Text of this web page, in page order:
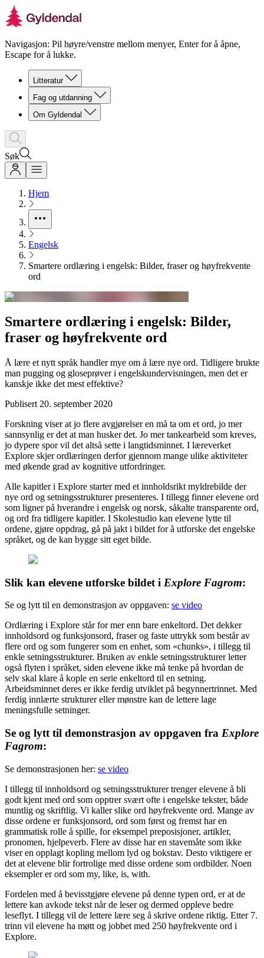
Navigasjon: Pil høyre/venstre mellom menyer, Enter for å åpne,
Escape for å lukke.
Litteratur
Fag og utdanning
Om Gyldendal
Søk
Hjem
Engelsk
Smartere ordlæring i engelsk: Bilder, fraser og høyfrekvente
ord
Smartere ordlæring i engelsk: Bilder,
fraser og høyfrekvente ord
Å lære et nytt språk handler mye om å lære nye ord. Tidligere brukte
man pugging og gloseprøver i engelskundervisningen, men det er
kanskje ikke det mest effektive?
Publisert 20. september 2020
Forskning viser at jo flere avgjørelser en må ta om et ord, jo mer
sannsynlig er det at man husker det. Jo mer tankearbeid som kreves,
jo dypere spor vil det altså sette i langtidsminnet. I læreverket
Explore skjer ordlæringen derfor gjennom mange ulike aktiviteter
med økende grad av kognitive utfordringer.
Alle kapitler i Explore starter med et innholdsrikt myldrebilde der
nye ord og setningsstrukturer presenteres. I tillegg finner elevene ord
som ligner på hverandre i engelsk og norsk, såkalte transparente ord,
og ord fra tidligere kapitler. I Skolestudio kan elevene lytte til
ordene, gjøre oppdrag, gå på jakt i bildet for å utforske det engelske
språket, og de kan bygge sitt eget bilde.
Slik kan elevene utforske bildet i Explore Fagrom:
Se og lytt til en demonstrasjon av oppgaven: se video
Ordlæring i Explore står for mer enn bare enkeltord. Det dekker
innholdsord og funksjonsord, fraser og faste uttrykk som består av
flere ord og som fungerer som en enhet, som «chunks», i tillegg til
enkle setningsstrukturer. Bruken av enkle setningsstrukturer letter
også flyten i språket, siden elevene ikke må tenke på hvordan de
selv skal klare å kople en serie enkeltord til en setning.
Arbeidsminnet deres er ikke ferdig utviklet på begynnertrinnet. Med
ferdig innlærte strukturer eller mønstre kan de lettere lage
meningsfulle setninger.
Se og lytt til demonstrasjon av oppgaven fra Explore
Fagrom:
Se demonstrasjonen her: se video
I tillegg til innholdsord og setningsstrukturer trenger elevene å bli
godt kjent med ord som opptrer svært ofte i engelske tekster, både
muntlig og skriftlig. Vi kaller slike ord høyfrekvente ord. Mange av
disse ordene er funksjonsord, ord som først og fremst har en
grammatisk rolle å spille, for eksempel preposisjoner, artikler,
pronomen, hjelpeverb. Flere av disse har en stavemåte som ikke
viser en opplagt kopling mellom lyd og bokstav. Desto viktigere er
det at elevene blir fortrolige med disse ordene som ordbilder. Noen
eksempler er ord som my, like, is, with.
Fordelen med å bevisstgjøre elevene på denne typen ord, er at de
lettere kan avkode tekst når de leser og dermed oppleve bedre
leseflyt. I tillegg vil de lettere lære seg å skrive ordene riktig. Etter 7.
trinn vil elevene ha møtt og jobbet med 250 høyfrekvente ord i
Explore.